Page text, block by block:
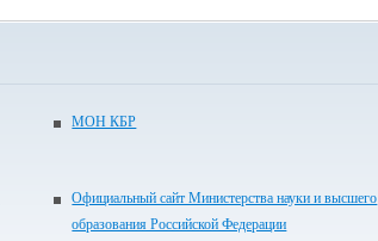
МОН КБР
Официальный сайт Министерства науки и высшего
образования Российской Федерации